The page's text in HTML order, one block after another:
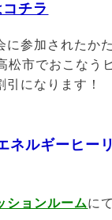
チラ
に参加されたか
松市でおこなう
引になります！
ネルギーヒー
ションルームに